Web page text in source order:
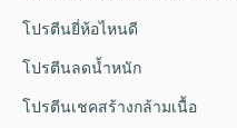
โปรตีนยี่ห้อไหนดี
โปรตีนลดน้ำหนัก
โปรตีนเชคสร้างกล้ามเนื้อ